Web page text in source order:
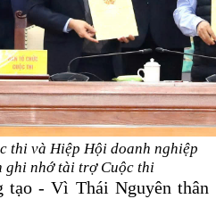
thi và Hiệp Hội doanh nghiệp
ghi nhớ tài trợ Cuộc thi
tạo - Vì Thái Nguyên thân